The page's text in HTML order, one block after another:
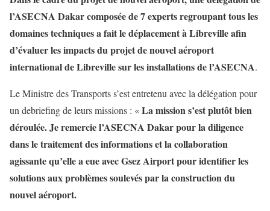
l’ASECNA Dakar composée de 7 experts regroupant tous les
domaines techniques a fait le déplacement à Libreville afin
d’évaluer les impacts du projet de nouvel aéroport
international de Libreville sur les installations de l’ASECNA.
Le Ministre des Transports s’est entretenu avec la délégation pour
un debriefing de leurs missions : «La mission s’est plutôt bien
déroulée. Je remercie l’ASECNA Dakar pour la diligence
dans le traitement des informations et la collaboration
agissante qu’elle a eue avec Gsez Airport pour identifier les
solutions aux problèmes soulevés par la construction du
nouvel aéroport.